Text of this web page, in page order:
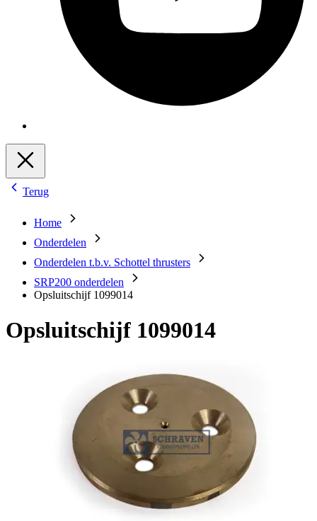
Terug
Home
Onderdelen
Onderdelen t.b.v. Schottel thrusters
SRP200 onderdelen
Opsluitschijf 1099014
Opsluitschijf 1099014